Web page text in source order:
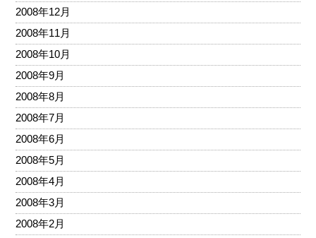
2008年12月
2008年11月
2008年10月
2008年9月
2008年8月
2008年7月
2008年6月
2008年5月
2008年4月
2008年3月
2008年2月